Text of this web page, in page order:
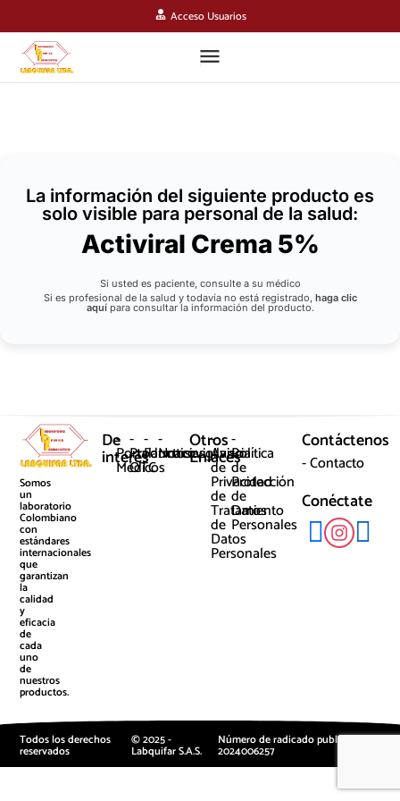
Acceso Usuarios
La información del siguiente producto es
solo visible para personal de la salud:
Activiral Crema 5%
Si usted es paciente, consulte a su médico
Si es profesional de la salud y todavía no está registrado, haga clic
aquípara consultar la información del producto.
Somos
un
laboratorio
Colombiano
con
estándares
internacionales
que
garantizan
la
calidad
y
eficacia
de
cada
uno
de
nuestros
productos.
De
interés
-
Portal
Médicos
-
Productos
OTC
-
Farmacovigilancia
-
NoticiasOtros
Enlaces
-
Aviso
de
Privacidad
de
Tratamiento
de
Datos
Personales
-
Política
de
Protección
de
Datos
Personales
Contáctenos
- Contacto
Conéctate
Todos los derechos
reservados
© 2025 -
Labquifar S.A.S.
Número de radicado publicidad:
2024006257